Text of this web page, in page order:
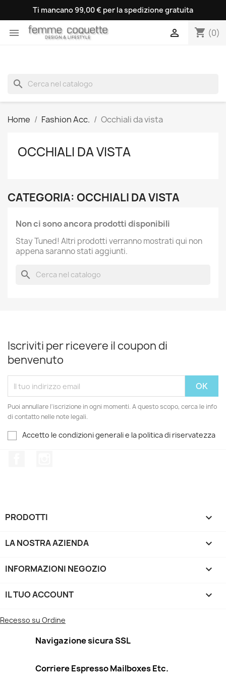
Ti mancano 99,00 € per la spedizione gratuita
 shopping_cart (0)

search
Home Fashion Acc. Occhiali da vista
OCCHIALI DA VISTA
CATEGORIA: OCCHIALI DA VISTA
Non ci sono ancora prodotti disponibili
Stay Tuned! Altri prodotti verranno mostrati qui non
appena saranno stati aggiunti.
search
Iscriviti per ricevere il coupon di
benvenuto
Puoi annullare l'iscrizione in ogni momenti. A questo scopo, cerca le info
di contatto nelle note legali.
Accetto le condizioni generali e la politica di riservatezza
PRODOTTI 
LA NOSTRA AZIENDA 
INFORMAZIONI NEGOZIO keyboard_arrow_down
IL TUO ACCOUNT 
Recesso su Ordine
Navigazione sicura SSL
Corriere Espresso Mailboxes Etc.